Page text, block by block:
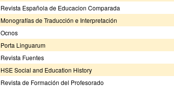
Revista Española de Educacion Comparada
Monografías de Traducción e Interpretación
Ocnos
Porta Linguarum
Revista Fuentes
HSE Social and Education History
Revista de Formación del Profesorado